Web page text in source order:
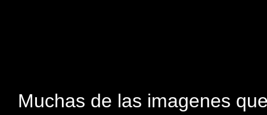
Muchas de las imagenes